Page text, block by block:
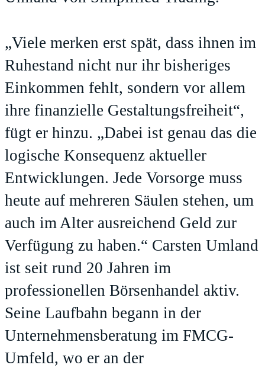
„Viele merken erst spät, dass ihnen im
Ruhestand nicht nur ihr bisheriges
Einkommen fehlt, sondern vor allem
ihre finanzielle Gestaltungsfreiheit“,
fügt er hinzu. „Dabei ist genau das die
logische Konsequenz aktueller
Entwicklungen. Jede Vorsorge muss
heute auf mehreren Säulen stehen, um
auch im Alter ausreichend Geld zur
Verfügung zu haben.“ Carsten Umland
ist seit rund 20 Jahren im
professionellen Börsenhandel aktiv.
Seine Laufbahn begann in der
Unternehmensberatung im FMCG-
Umfeld, wo er an der